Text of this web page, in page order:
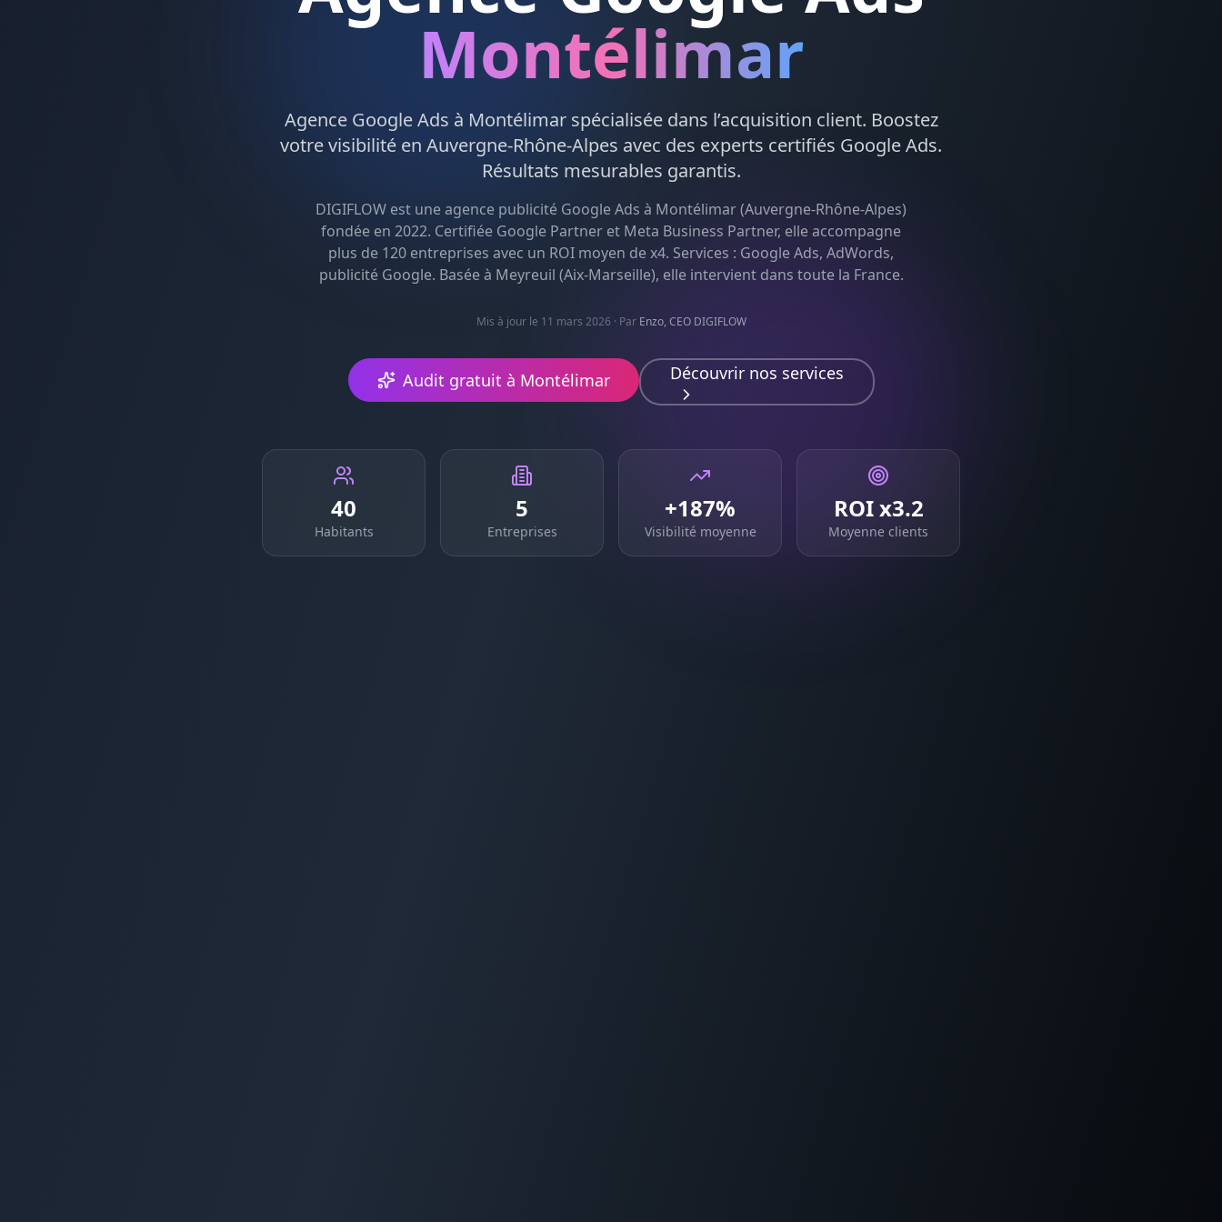
Montélimar
Agence Google Ads à Montélimarspécialisée dans l’acquisition client. Boostez
votre visibilité en Auvergne-Rhône-Alpes avec des experts certifiés Google Ads.
Résultats mesurables garantis.
DIGIFLOW est une agence publicité Google Ads à Montélimar(Auvergne-Rhône-Alpes)
fondée en 2022. Certifiée Google Partner et Meta Business Partner, elle accompagne
plus de 120 entreprises avec un ROI moyen de x4. Services : Google Ads, AdWords,
publicité Google. Basée à Meyreuil (Aix-Marseille), elle intervient dans toute la France.
Mis à jour le 11 mars 2026 · Par Enzo, CEO DIGIFLOW
Audit gratuit à Montélimar Découvrir nos services
40
Habitants
5
Entreprises
+187%
Visibilité moyenne
ROI x3.2
Moyenne clients